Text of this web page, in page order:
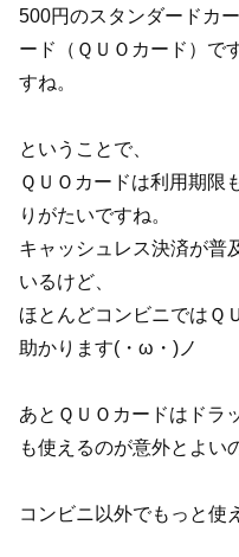
500円のスタンダードカ
ード（ＱＵＯカード）で
すね。
ということで、
ＱＵＯカードは利用期限
りがたいですね。
キャッシュレス決済が普
いるけど、
ほとんどコンビニではＱ
助かります(・ω・)ノ
あとＱＵＯカードはドラ
も使えるのが意外とよい
コンビニ以外でもっと使